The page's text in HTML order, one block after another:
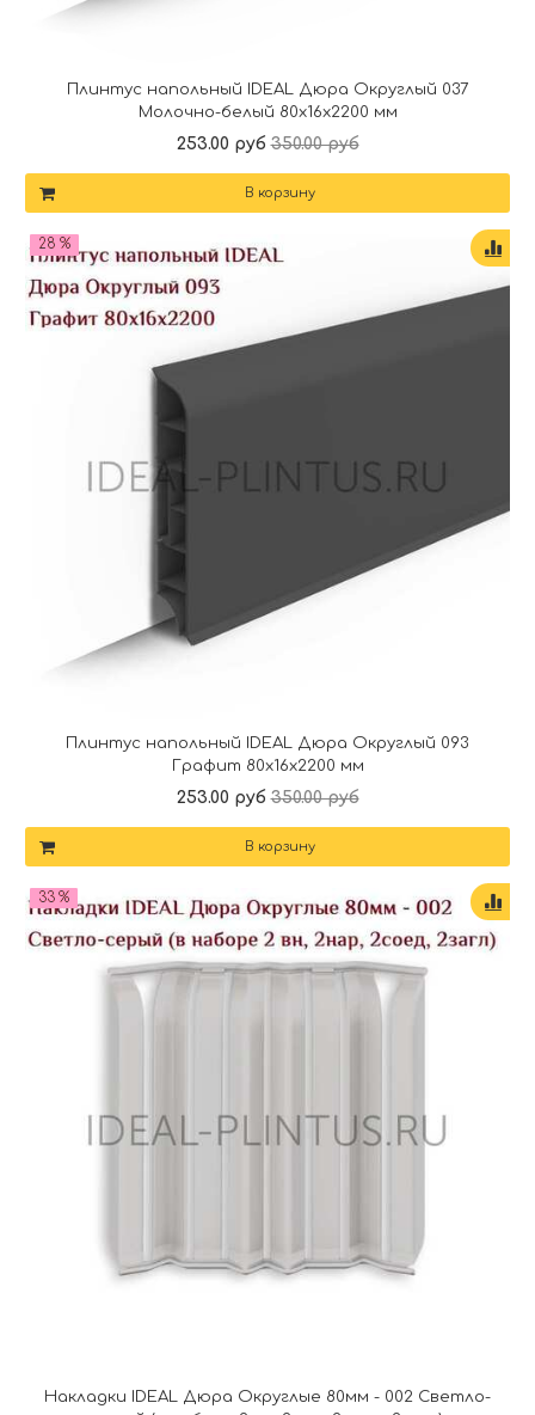
Плинтус напольный IDEAL Дюра Округлый 037
Молочно-белый 80x16x2200 мм
253.00 руб 350.00 руб
В корзину
28 %
Плинтус напольный IDEAL Дюра Округлый 093
Графит 80x16x2200 мм
253.00 руб 350.00 руб
В корзину
33 %
Накладки IDEAL Дюра Округлые 80мм - 002 Светло-